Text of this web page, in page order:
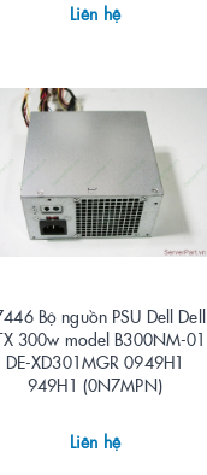
Liên hệ
Bộ nguồn PSU Dell Dell
300w model B300NM-01
DE-XD301MGR 0949H1
949H1 (0N7MPN)
Liên hệ